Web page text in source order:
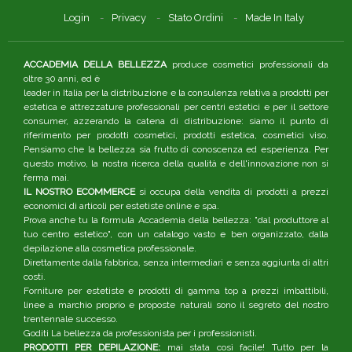
Login Privacy Stato Ordini Made In Italy
ACCADEMIA DELLA BELLEZZAproduce cosmetici professionali da
oltre 30 anni, ed è
leader in Italia per la distribuzione e la consulenza relativa a prodotti per
estetica e attrezzature professionali per centri estetici e per il settore
consumer, azzerando la catena di distribuzione: siamo il punto di
riferimento per prodotti cosmetici, prodotti estetica, cosmetici viso.
Pensiamo che la bellezza sia frutto di conoscenza ed esperienza. Per
questo motivo, la nostra ricerca della qualità e dell'innovazione non si
ferma mai.
IL NOSTRO ECOMMERCEsi occupa della vendita di prodotti a prezzi
economici di articoli per estetiste online e spa.
Prova anche tu la formula Accademia della bellezza: "dal produttore al
tuo centro estetico", con un catalogo vasto e ben organizzato, dalla
depilazione alla cosmetica professionale.
Direttamente dalla fabbrica, senza intermediari e senza aggiunta di altri
costi.
Forniture per estetiste e prodotti di gamma top a prezzi imbattibili,
linee a marchio proprio e proposte naturali sono il segreto del nostro
trentennale successo.
Goditi La bellezza da professionista per i professionisti.
PRODOTTI PER DEPILAZIONE: mai stata così facile! Tutto per la